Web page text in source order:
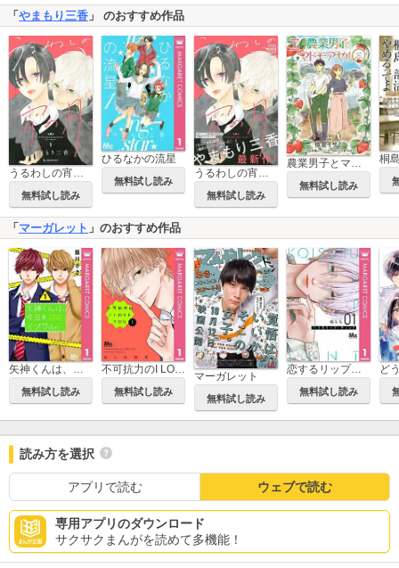
「 やまもり三香 」 のおすすめ作品
無料試し読み
ひるなかの流星
無料試し読み
無料試し読み
農業男子とマドモアゼル
無料試し読み
「マーガレット 」のおすすめ作品
矢神くんは、今日もイジワル。
無料試し読み
不可抗力のI LOVE YOU
無料試し読み
マーガレット
無料試し読み
恋するリップ・ティント
無料試し読み
読み方を選択
アプリで読む ウェブで読む
専用アプリのダウンロード
サクサクまんがを読めて多機能！